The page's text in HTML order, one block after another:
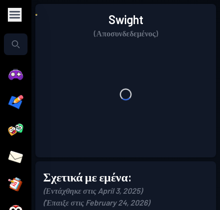
Swight
(Αποσυνδεδεμένος)
Σχετικά με εμένα:
(Εντάχθηκε στις April 3, 2025)
(Έπαιξε στις February 24, 2026)